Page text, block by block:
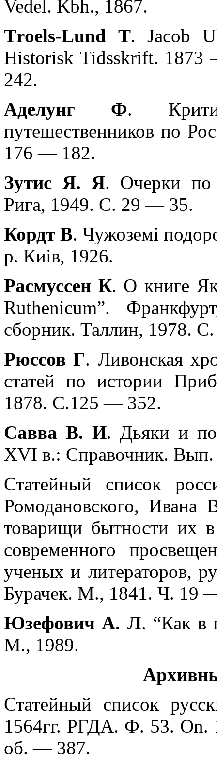
Vedel. Kbh., 1867.
Тrоеls-Lund Т. Jacob
Historisk Tidsskrift.
242.
Аделунг Ф.
путешественников по
176 — 182.
Зутис Я. Я. Очерки по
Рига, 1949. С. 29 — 35.
Кордт В. Чужоземi
р. Киiв, 1926.
Расмуссен К. О книге
Ruthenicum”.
сборник. Таллин, 1978.
Рюссов Г. Ливонская
статей по истории
1878. С.125 — 352.
Савва В. И. Дьяки и
XVI в.: Справочник.
Статейный список
Ромодановского, Ивана
товарищи бытности их
современного
ученых и литераторов,
Бурачек. М., 1841. Ч.
Юзефович А. Л. “Как в
М., 1989.
Статейный список
1564гг. РГДА. Ф. 53.
об. — 387.